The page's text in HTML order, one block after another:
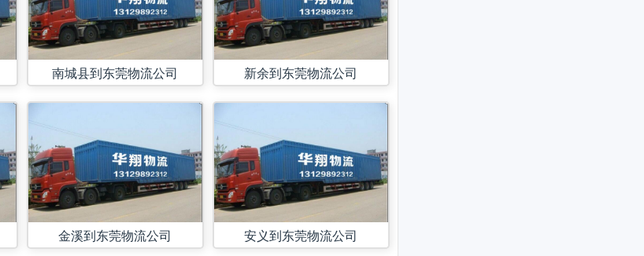
南城县到东莞物流公司
金溪到东莞物流公司
新余到东莞物流公司
安义到东莞物流公司